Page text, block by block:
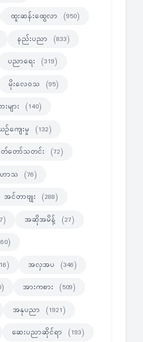
ထူးဆန်းထွေလာ (950)
နည်းပညာ (833)
ပညာရေး (319)
မိုးလေဝသ (95)
ျား (140)
ဉ်ကျေးမှု (132)
တော်သတင်း (72)
ဟာသ (76)
အင်တာဗျုး (288)
အဆိုအမိန့် (27)
အလှအပ (346)
အားကစား (509)
အနုပညာ (1921)
ဆေးပညာဆိုင်ရာ (193)